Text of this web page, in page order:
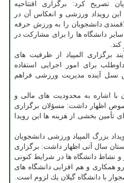
تصریح كرد: برگزاری افتتاحیه
رویداد ورزشی و انعكاس آن در
دانشجویان را به ورزش حرفه
دانشگاه ها را برای مشاركت در
كند.
برگزاری المپیاد از ظرفیت های
برای امور اجرایی استفاده
نسل آینده مدیریت ورزشی فراهم
با اشاره به محدودیت های مالی و
اظهار داشت: مسؤلان برگزاری
تأمین بخشی از هزینه ها این رویدا
بزرگ المپیاد ورزشی دانشجویان
سال آتی اظهار داشت: برگزاری
و نشاط دانشگاه ها در شرایط كنونی
همكاری و هم افزایی دانشگاه های
با دانشگاه گیلان یك لزوم است.